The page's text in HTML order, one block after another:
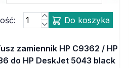
Do koszyka
zamiennik HP C9362 / HP
do HP DeskJet 5043 black